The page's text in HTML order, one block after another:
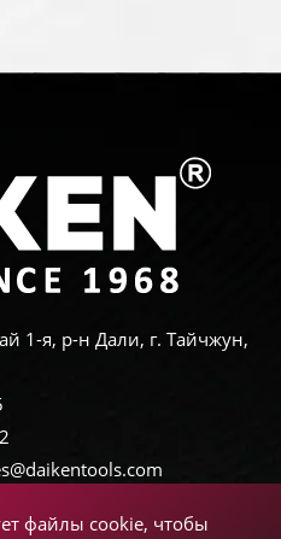
1-я, р-н Дали, г. Тайчжун,
файлы cookie, чтобы